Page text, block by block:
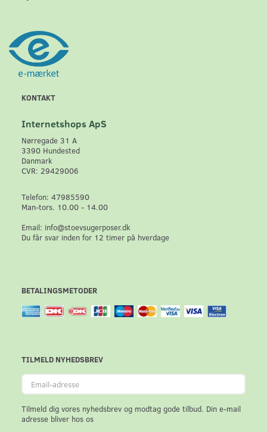
KONTAKT
Internetshops ApS
Nørregade 31 A
3390 Hundested
Danmark
CVR: 29429006
Telefon: 47985590
Man-tors. 10.00 - 14.00
Email: info@stoevsugerposer.dk
Du får svar inden for 12 timer på hverdage
BETALINGSMETODER
TILMELD NYHEDSBREV
Email-
adresse
Tilmeld dig vores nyhedsbrev og modtag gode tilbud. Din e-mail
adresse bliver hos os